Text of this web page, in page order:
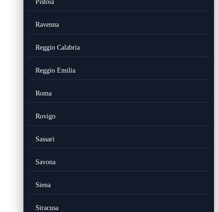
Pistoia
Ravenna
Reggio Calabria
Reggio Emilia
Roma
Rovigo
Sassari
Savona
Siena
Siracusa